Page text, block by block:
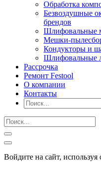
Обработка
Безвоздушные
брендов
Шлифовальные
Мешки-
Кондукторы и
Шлифовальные
Рассрочка
Ремонт Festool
О компании
Контакты
Войдите на сайт,